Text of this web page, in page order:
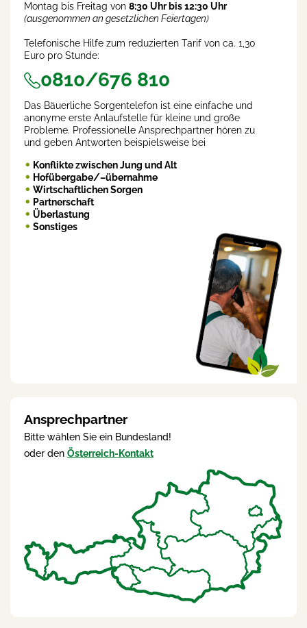
Montag bis Freitag von 8:30 Uhr bis 12:30 Uhr
(ausgenommen an gesetzlichen Feiertagen)
Telefonische Hilfe zum reduzierten Tarif von ca. 1,30
Euro pro Stunde:
0810/676 810
Das Bäuerliche Sorgentelefon ist eine einfache und
anonyme erste Anlaufstelle für kleine und große
Probleme. Professionelle Ansprechpartner hören zu
und geben Antworten beispielsweise bei
Konflikte zwischen Jung und Alt
Hofübergabe/–übernahme
Wirtschaftlichen Sorgen
Partnerschaft
Überlastung
Sonstiges
Ansprechpartner
Bitte wählen Sie ein Bundesland!
oder den Österreich-Kontakt